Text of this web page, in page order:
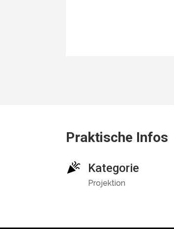
Praktische Infos
Kategorie
Projektion